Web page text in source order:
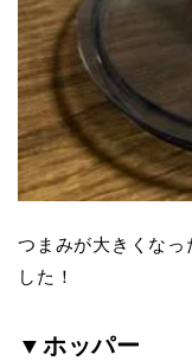
つまみが大きくなっ
した！
▼ホッパー